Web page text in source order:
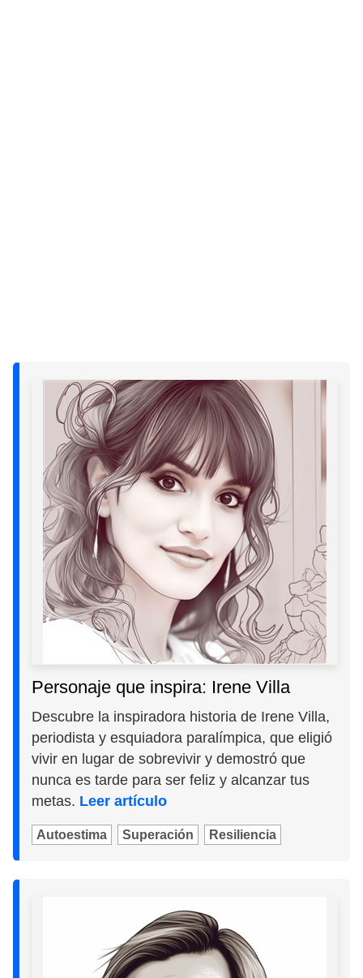
Personaje que inspira: Irene Villa
Descubre la inspiradora historia de Irene Villa,
periodista y esquiadora paralímpica, que eligió
vivir en lugar de sobrevivir y demostró que
nunca es tarde para ser feliz y alcanzar tus
metas. Leer artículo
Autoestima Superación Resiliencia